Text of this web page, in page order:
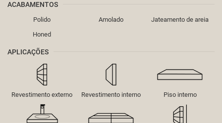
ACABAMENTOS
Polido Amolado
Jateamento de areia
Honed
APLICAÇÕES
Revestimento externo Revestimento interno Piso interno